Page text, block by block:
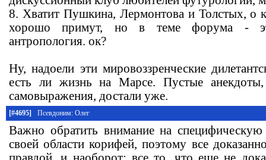
8. Хватит Пушкина, Лермонтова и Толстых, о
хорошо примут, но в теме форума -
антропология. ок?
Ну, надоели эти мировоззренческие
есть ли жизнь на Марсе. Пустые
самовыражения, достали уже.
[#4695] Псевдоним: Олег
Важно обратить внимание на
своей области корифей, поэтому все